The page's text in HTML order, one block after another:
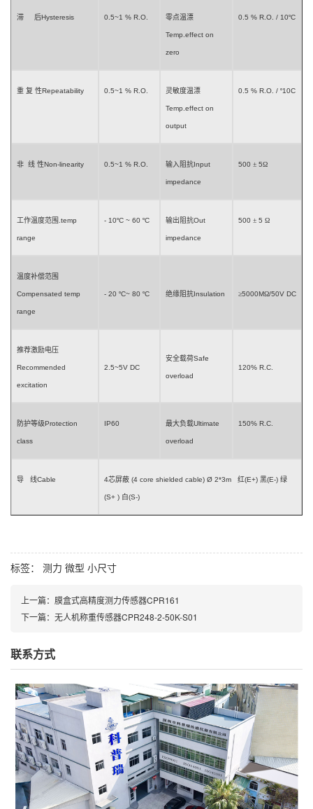
滞 后Hysteresis 0.5~1 % R.O. 零点温漂
Temp.effect on
zero
0. 5 % R.O. / 10ºC
重 复 性Repeatability 0.5~1 % R.O. 灵敏度温漂
Temp.effect on
output
0. 5 % R.O. / º10C
非 线 性Non-linearity 0.5~1 % R.O. 输入阻抗Input
impedance
500 ± 5Ω
工作温度范围 temp
range
- 10ºC ~ 60 ºC 输出阻抗Out
impedance
500 ± 5 Ω
温度补偿范围
Compensated temp
range
- 20 ºC~ 80 ºC 绝缘阻抗Insulation ≥5000MΩ/50V DC
推荐激励电压
Recommended
excitation
2.5~5V DC
安全载荷Safe
overload
120% R.C.
防护等级Protection
class
IP60 最大负载Ultimate
overload
150% R.C.
导 线Cable 4芯屏蔽 (4 core shielded cable) Ø 2*3m 红(E+) 黑(E-) 绿
(S+ ) 白(S-)
标签： 测力 微型 小尺寸
上一篇： 膜盒式高精度测力传感器CPR161
下一篇： 无人机称重传感器CPR248-2-50K-S01
联系方式